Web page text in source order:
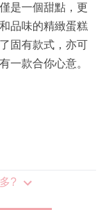
是一個甜點，更
品味的精緻蛋糕
固有款式，亦可
一款合你心意。
?